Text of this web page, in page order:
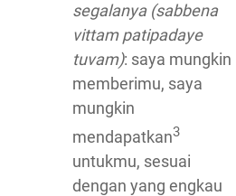
segalanya (sabbena
vittam patipadaye
tuvam): saya mungkin
memberimu, saya
mungkin
mendapatkan3
untukmu, sesuai
dengan yang engkau